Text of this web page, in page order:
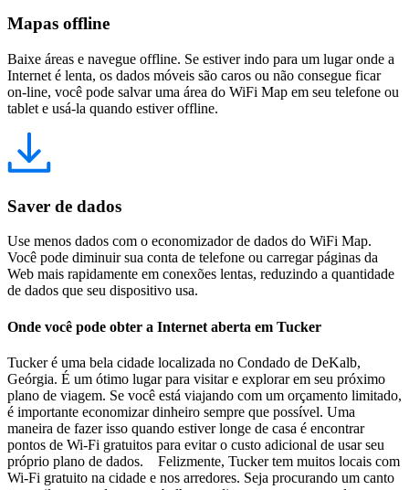
Mapas offline
Baixe áreas e navegue offline. Se estiver indo para um lugar onde a
Internet é lenta, os dados móveis são caros ou não consegue ficar
on-line, você pode salvar uma área do WiFi Map em seu telefone ou
tablet e usá-la quando estiver offline.
Saver de dados
Use menos dados com o economizador de dados do WiFi Map.
Você pode diminuir sua conta de telefone ou carregar páginas da
Web mais rapidamente em conexões lentas, reduzindo a quantidade
de dados que seu dispositivo usa.
Onde você pode obter a Internet aberta em Tucker
Tucker é uma bela cidade localizada no Condado de DeKalb,
Geórgia. É um ótimo lugar para visitar e explorar em seu próximo
plano de viagem. Se você está viajando com um orçamento limitado,
é importante economizar dinheiro sempre que possível. Uma
maneira de fazer isso quando estiver longe de casa é encontrar
pontos de Wi-Fi gratuitos para evitar o custo adicional de usar seu
próprio plano de dados. Felizmente, Tucker tem muitos locais com
Wi-Fi gratuito na cidade e nos arredores. Seja procurando um canto